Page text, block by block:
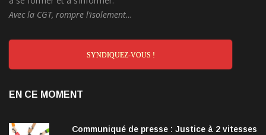
Avec la CGT, rompre l’isolement…
SYNDIQUEZ-VOUS !
EN CE MOMENT
Communiqué de presse : Justice à 2 vitesses